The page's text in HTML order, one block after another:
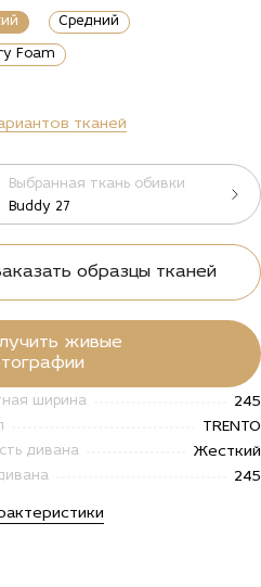
Средний
Foam
тканей
Выбранная ткань обивки
Buddy 27
образцы тканей
живые
ширина 245
TRENTO
дивана Жесткий
245